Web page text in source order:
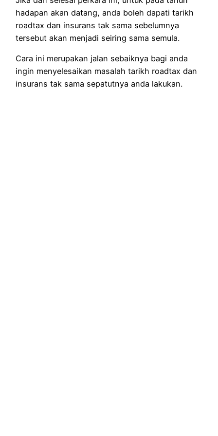
hadapan akan datang, anda boleh dapati tarikh
roadtax dan insurans tak sama sebelumnya
tersebut akan menjadi seiring sama semula.
Cara ini merupakan jalan sebaiknya bagi anda
ingin menyelesaikan masalah tarikh roadtax dan
insurans tak sama sepatutnya anda lakukan.